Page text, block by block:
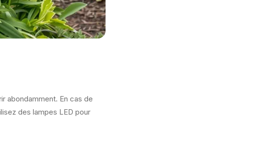
abondamment. En cas de
des lampes LED pour